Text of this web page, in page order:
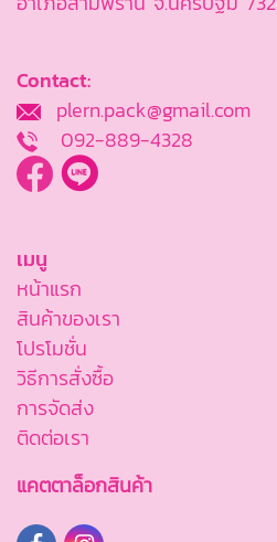
Contact:
plern.pack@gmail.com
092-889-4328
เมนู
หน้าแรก
สินค้าของเรา
โปรโมชั่น
วิธีการสั่งซื้อ
การจัดส่ง
ติดต่อเรา
แคตตาล็อกสินค้า